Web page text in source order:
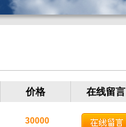
价格 在线留言
30000